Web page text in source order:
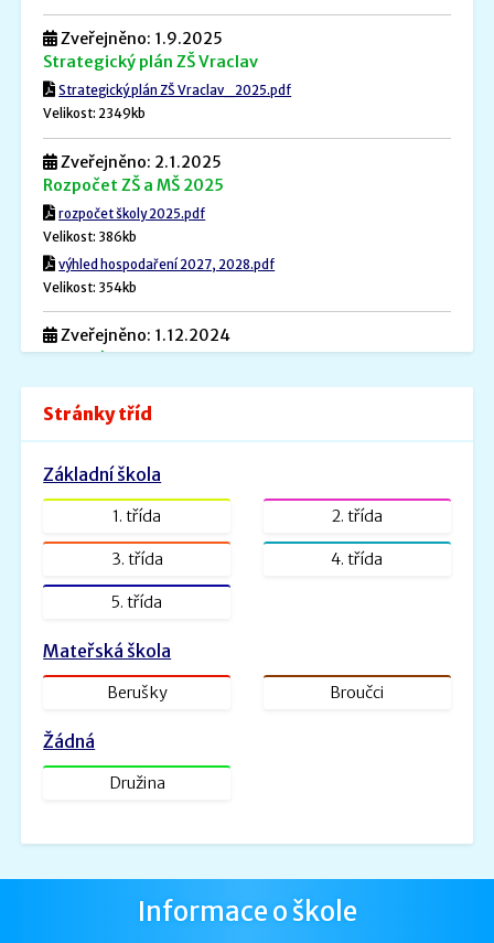
Zveřejněno: 1.9.2025
Strategický plán ZŠ Vraclav
Strategický plán ZŠ Vraclav_2025.pdf
Velikost: 2349kb
Zveřejněno: 2.1.2025
Rozpočet ZŠ a MŠ 2025
rozpočet školy 2025.pdf
Velikost: 386kb
výhled hospodaření 2027, 2028.pdf
Velikost: 354kb
Zveřejněno: 1.12.2024
Povinné informace
Povinné informace.pdf
Velikost: 240kb
ŠVP PV _ MŠ Rybička
ŠVP PV Rybička_web.doc.pdf
Zveřejněno: 31.1.2022
ŠVP - Veselá školička
Velikost: 2227kb
Stránky tříd
Základní škola
1. třída 2. třída
3. třída 4. třída
5. třída
Mateřská škola
Berušky Broučci
Žádná
Družina
Informace o škole